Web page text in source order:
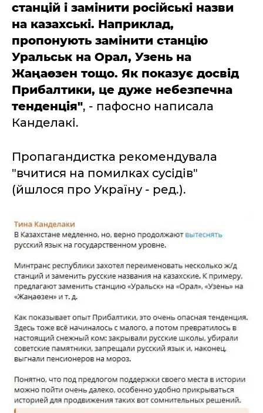
станцій і замінити російські назви
на казахські. Наприклад,
пропонують замінити станцію
Уральськ на Орал, Узень на
Жаңаөзен тощо. Як показує досвід
Прибалтики, це дуже небезпечна
тенденція", - пафосно написала
Канделакі.
Пропагандистка рекомендувала
"вчитися на помилках сусідів"
(йшлося про Україну - ред.).